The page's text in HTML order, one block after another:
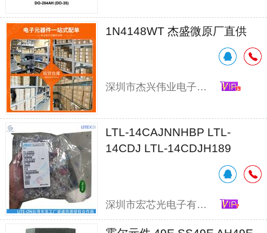
1N4148WT 杰盛微原厂直供
深圳市杰兴伟业电子有限公司
LTL-14CAJNNHBP LTL-
14CDJ LTL-14CDJH189
深圳市宏芯光电子有限公司